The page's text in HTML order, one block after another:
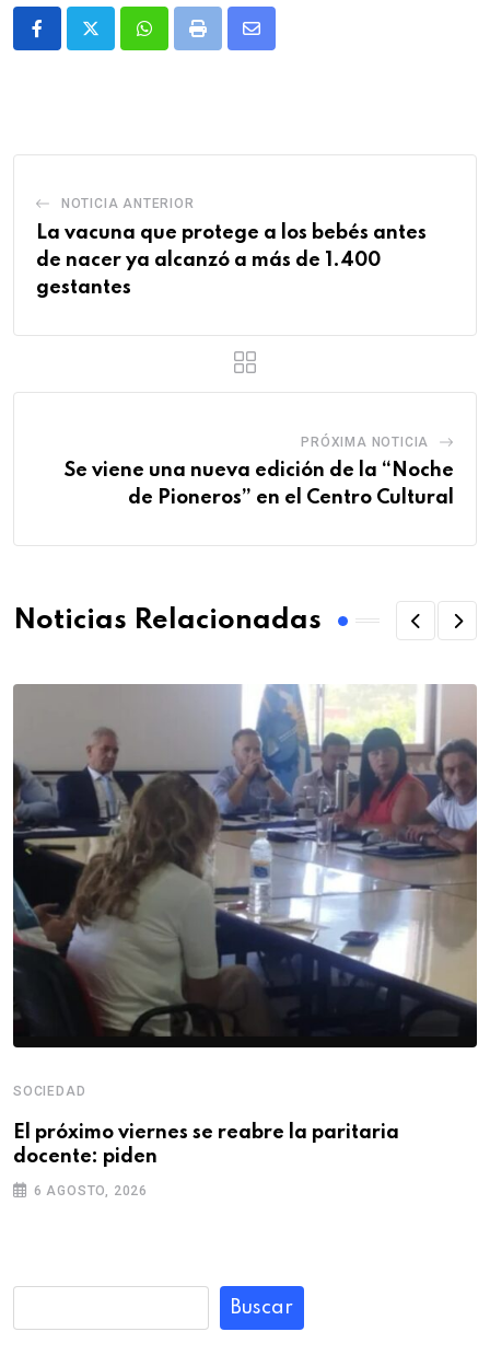
WhatsappPrint
Share
NOTICIA ANTERIOR
La vacuna que protege a los bebés antes
de nacer ya alcanzó a más de 1.400
gestantes
PRÓXIMA NOTICIA
Se viene una nueva edición de la “Noche
de Pioneros” en el Centro Cultural
Noticias Relacionadas
SOCIEDAD
El próximo viernes se reabre la paritaria
docente: piden
6 AGOSTO, 2026
Buscar